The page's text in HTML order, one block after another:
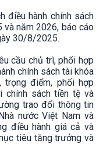
điều hành chính sách
và năm 2026, báo cáo
30/8/2025.
cầu chủ trì, phối hợp
chính sách tài khóa
điểm, phối hợp
chính sách tiền tệ và
trao đổi thông tin
nước Việt Nam và
điều hành giá cả và
tiêu tăng trưởng và